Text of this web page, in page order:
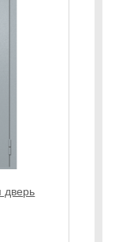
дверь